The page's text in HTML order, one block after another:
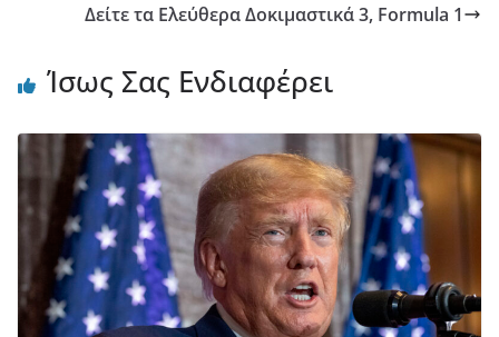
Δείτε τα Ελεύθερα Δοκιμαστικά 3, Formula 1
Ίσως Σας Ενδιαφέρει